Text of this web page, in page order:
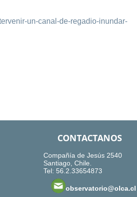
un-canal-de-regadio-inundar-
CONTACTANOS
Compañía de Jesús 2540
Santiago, Chile.
Tel: 56.2.33654873
observatorio@olca.cl